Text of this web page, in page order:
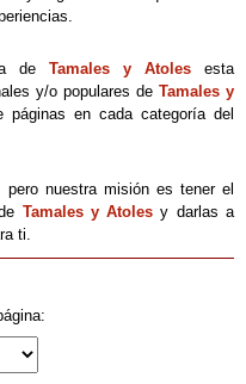
deTamales y Atoles esta
y/o populares de Tamales y
en cada categoría del
nuestra misión es tener el
Tamales y Atoles y darlas a
ti.